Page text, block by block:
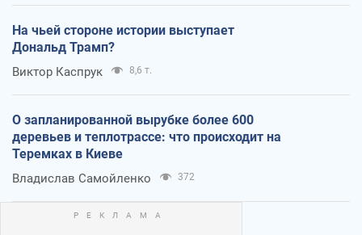
На чьей стороне истории выступает
Дональд Трамп?
Виктор Каспрук 8,6 т.
О запланированной вырубке более 600
деревьев и теплотрассе: что происходит на
Теремках в Киеве
Владислав Самойленко 372